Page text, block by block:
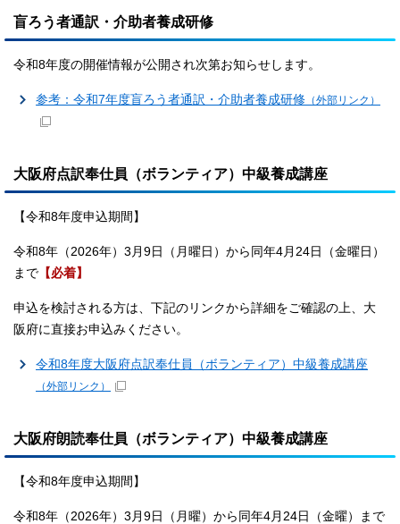
盲ろう者通訳・介助者養成研修
令和8年度の開催情報が公開され次第お知らせします。
参考：令和7年度盲ろう者通訳・介助者養成研修 （外部リンク）
大阪府点訳奉仕員（ボランティア）中級養成講座
【令和8年度申込期間】
令和8年（2026年）3月9日（月曜日）から同年4月24日（金曜日）
まで 【必着】
申込を検討される方は、下記のリンクから詳細をご確認の上、大
阪府に直接お申込みください。
令和8年度大阪府点訳奉仕員（ボランティア）中級養成講座
（外部リンク）
大阪府朗読奉仕員（ボランティア）中級養成講座
【令和8年度申込期間】
令和8年（2026年）3月9日（月曜）から同年4月24日（金曜）まで